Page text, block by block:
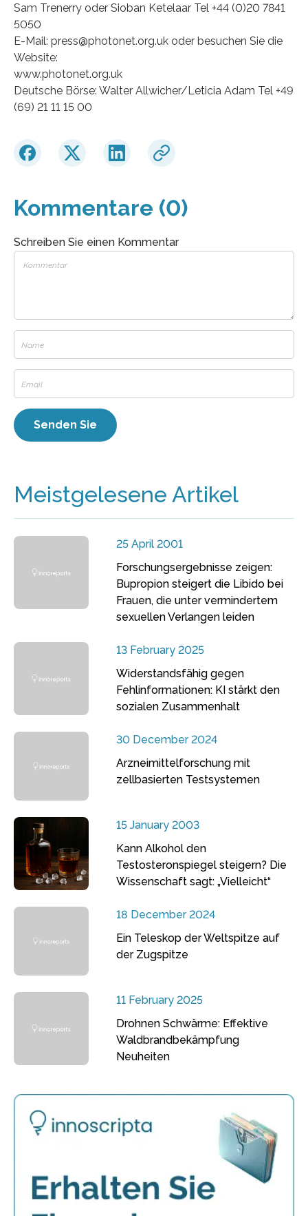
Sam Trenerry oder Sioban Ketelaar Tel +44 (0)20 7841
5050
E-Mail: press@photonet.org.uk oder besuchen Sie die
Website:
www.photonet.org.uk
Deutsche Börse: Walter Allwicher/Leticia Adam Tel +49
(69) 21 11 15 00
Kommentare (0)
Schreiben Sie einen Kommentar
Meistgelesene Artikel
25 April 2001
Forschungsergebnisse zeigen:
Bupropion steigert die Libido bei
Frauen, die unter vermindertem
sexuellen Verlangen leiden
13 February 2025
Widerstandsfähig gegen
Fehlinformationen: KI stärkt den
sozialen Zusammenhalt
30 December 2024
Arzneimittelforschung mit
zellbasierten Testsystemen
15 January 2003
Kann Alkohol den
Testosteronspiegel steigern? Die
Wissenschaft sagt: „Vielleicht“
18 December 2024
Ein Teleskop der Weltspitze auf
der Zugspitze
11 February 2025
Drohnen Schwärme: Effektive
Waldbrandbekämpfung
Neuheiten